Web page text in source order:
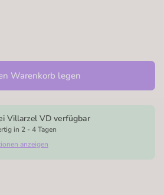
Warenkorb legen
Villarzel VD verfügbar
in 2 - 4 Tagen
anzeigen